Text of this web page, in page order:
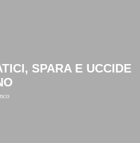
SPARA E UCCIDE